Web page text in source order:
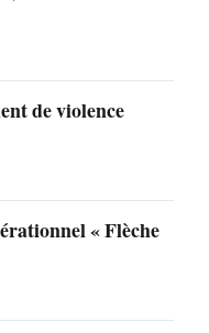
de violence
« Flèche